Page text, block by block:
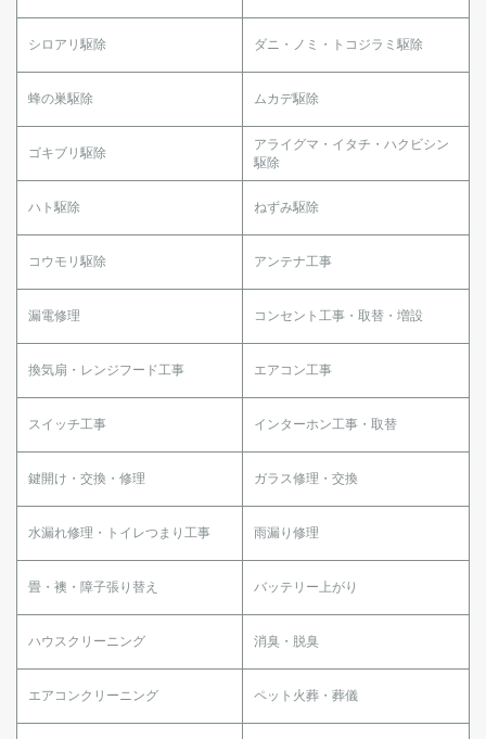
シロアリ駆除 ダニ・ノミ・トコジラミ駆除
蜂の巣駆除 ムカデ駆除
ゴキブリ駆除
アライグマ・イタチ・ハクビシン
駆除
ハト駆除 ねずみ駆除
コウモリ駆除 アンテナ工事
漏電修理 コンセント工事・取替・増設
換気扇・レンジフード工事 エアコン工事
スイッチ工事 インターホン工事・取替
鍵開け・交換・修理 ガラス修理・交換
水漏れ修理・トイレつまり工事 雨漏り修理
畳・襖・障子張り替え バッテリー上がり
ハウスクリーニング 消臭・脱臭
エアコンクリーニング ペット火葬・葬儀